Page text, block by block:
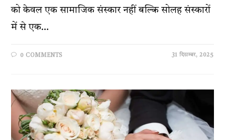
को केवल एक सामाजिक संस्कार नहीं बल्कि सोलह संस्कारों
में से एक…
0 COMMENTS 31 दिसम्बर, 2025